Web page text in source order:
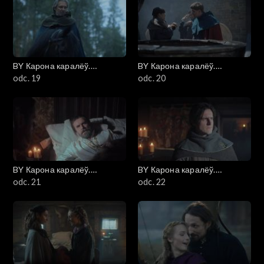
BY Карона каралёў.
Ягелоны (Korona królów.
odc. 19
BY Карона каралёў.
Ягелоны (Korona królów.
odc. 20
BY Карона каралёў.
Ягелоны (Korona królów.
odc. 21
BY Карона каралёў.
Ягелоны (Korona królów.
odc. 22